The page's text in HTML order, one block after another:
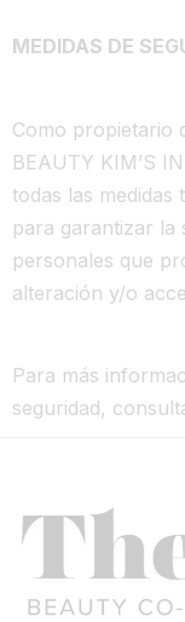
MEDIDAS DE
Como propietario
BEAUTY KIM’S
todas las medidas
para garantizar la
personales que
alteración y/o
Para más
seguridad,